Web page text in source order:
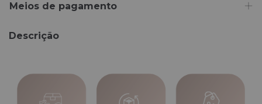
Meios de pagamento
Descrição